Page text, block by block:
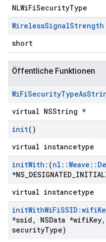
NLWiFiSecurityType
WirelessSignalStrength
short
Öffentliche Funktionen
WiFiSecurityTypeAs
virtual NSString *
init()
virtual instancetype
initWith: (nl ::Weave ::
*NS DESIGNATED
virtual instancetype
initWithWiFiSSID:wifi
*ssid , NSData *wifiKey,
securityType)